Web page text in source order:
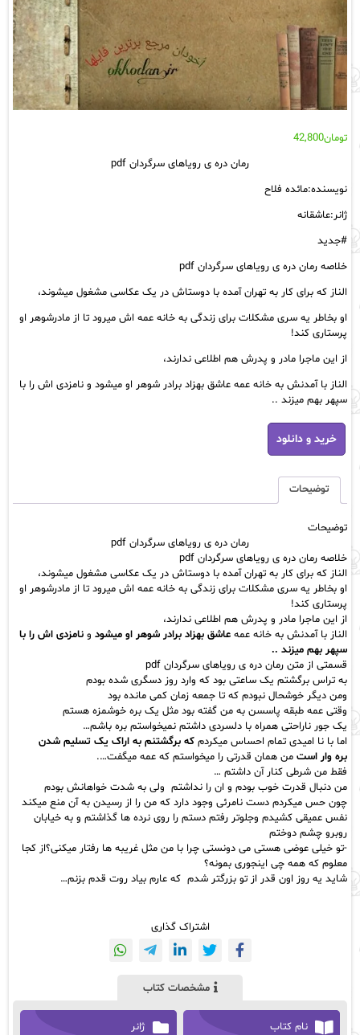
تومان42,800
رمان دره ی رویاهای سرگردان pdf
نویسنده:مائده فلاح
ژانر:عاشقانه
#جدید
خلاصه رمان دره ی رویاهای سرگردان pdf
الناز که برای کار به تهران آمده با دوستاش در یک عکاسی مشغول میشوند،
او بخاطر یه سری مشکلات برای زندگی به خانه عمه اش میرود تا از مادرشوهر او
پرستاری کند!
از این ماجرا مادر و پدرش هم اطلاعی ندارند،
الناز با آمدنش به خانه عمه عاشق بهزاد برادر شوهر او میشود و نامزدی اش را با
سپهر بهم میزند ..
رمان
دره
ی
سرگردان
pdf
خرید و دانلود
توضیحات
توضیحات
رمان دره ی رویاهای سرگردان pdf
خلاصه رمان دره ی رویاهای سرگردان pdf
الناز که برای کار به تهران آمده با دوستاش در یک عکاسی مشغول میشوند،
او بخاطر یه سری مشکلات برای زندگی به خانه عمه اش میرود تا از مادرشوهر او
پرستاری کند!
از این ماجرا مادر و پدرش هم اطلاعی ندارند،
الناز با آمدنش به خانه عمه عاشق بهزاد برادر شوهر او میشودونامزدی اش را با
سپهر بهم میزند ..
قسمتی از متن رمان دره ی رویاهای سرگردان pdf
به تراس برگشتم یک ساعتی بود که وارد روز دسگری شده بودم
ومن دیگر خوشحال نبودم که تا جمعه زمان کمی مانده بود
وقتی عمه طبقه پاسسن به من گفته بود مثل یک بره خوشمزه هستم
یک جور ناراحتی همراه با دلسردی داشتم نمیخواستم بره باشم…
اما با نا امیدی تمام احساس میکردم که برگشتنم به اراک یک تسلیم شدن
بره وار استمن همان قدرتی را میخواستمکه عمه میگفت….
فقط من شرطی کنار آن داشتم …
من دنبال قدرت خوب بودم و ان را نداشتم ولی به شدت خواهانش بودم
چون حس میکردم دست نامرئی وجود دارد که من را از رسیدن به آن منع میکند
نفس عمیقی کشیدم وجلوتر رفتم دستم را روی نرده ها گذاشتم و به خیابان
روبرو چشم دوختم
-تو خیلی عوضی هستیمی دونستی چرا با من مثل غریبه ها رفتار میکنی؟از کجا
معلوم که همه چی اینجوری بمونه؟
شاید یه روز اون قدر از تو بزرگتر شدم که عارم بیاد روت قدم بزنم…
اشتراک گذاری
مشخصات کتاب
نام کتاب ژانر